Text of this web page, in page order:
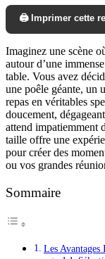
🖨️ Imprimer cette
Imaginez une scène
autour d’une
table. Vous avez
une poêle géante, un
repas en véritables
doucement,
attend impatiemment
taille offre une
pour créer des
ou vos grandes
Sommaire
Les